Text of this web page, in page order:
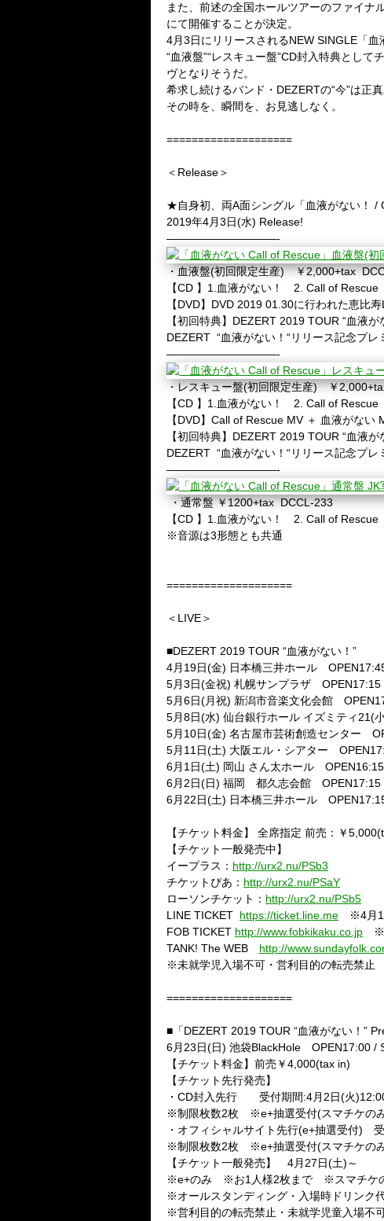
また、前述の全国ホールツアーのファイナ
にて開催することが決定。
4月3日にリリースされるNEW SINGLE 「
“血液盤”“レスキュー盤”CD封入特典として
ヴとなりそうだ。
希求し続けるバンド・ DEZERTの“今”は正
その時を、瞬間を、お見逃しなく。
====================
＜ Release＞
★自身初、両A面シングル「血液がない！ /
2019年4月3日(水) Release!
——————————-
・血液盤(初回限定生産)￥2,000+tax
【CD 】 1. 血液がない！ 2. Call of Rescue
【DVD】 DVD 2019 01.30に行われた恵比寿
【初回特典】 DEZERT 2019 TOUR “血液が
DEZERT “血液がない！ “リリース記念プレ
——————————-
・レスキュー盤(初回限定生産)￥
【CD 】 1. 血液がない！ 2. Call of Rescue
【DVD】 Call of Rescue MV ＋ 血液がない
【初回特典】 DEZERT 2019 TOUR “血液が
DEZERT “血液がない！ “リリース記念プレ
——————————-
・通常盤 ￥1200+tax DCCL-233
【CD 】 1. 血液がない！ 2. Call of Rescue
※音源は3形態とも共通
====================
＜ LIVE＞
■DEZERT 2019 TOUR “血液がない！”
4月 19日(金) 日本橋三井ホール
5月3日(金祝) 札幌サンプラザ
5月6日(月祝) 新潟市音楽文化会館
5月8日(水) 仙台銀行ホール イズミティ 21(
5月 10日(金) 名古屋市芸術創造センター
5月 11 日(土) 大阪エル・シアター
6月 1 日(土) 岡山 さん太ホール
6月 2日(日) 福岡 都久志会館
6月 22日(土) 日本橋三井ホール
【チケット料金】 全席指定 前売：￥
【チケット一般発売中】
イープラス： http://urx2.nu/PSb3
チケットぴあ： http://urx2.nu/PSaY
ローソンチケット： http://urx2.nu/PSb5
LINE TICKET https://ticket.line.me ※4月
FOB TICKET http://www.fobkikaku.co.jp ※
TANK! The WEB
http://
※未就学児入場不可・営利目的の転売禁止
====================
■「DEZERT 2019 TOUR “血液がない！”
6月 23日(日) 池袋BlackHole
OPEN17:00 /
【チケット料金】前売￥4,000(tax in)
【チケット先行発売】
・ CD封入先行 受付期間:4月 2日(火
※制限枚数2枚 ※e+抽選受付(スマチケの
・オフィシャルサイト先行(e+抽選受付) 受
※制限枚数2枚 ※e+抽選受付(スマチケの
【チケット一般発売】 4月 27日(土) ～
※e+のみ ※お1 人様2枚まで ※スマチケ
※オールスタンディング・入場時ドリンク
※営利目的の転売禁止・未就学児童入場不